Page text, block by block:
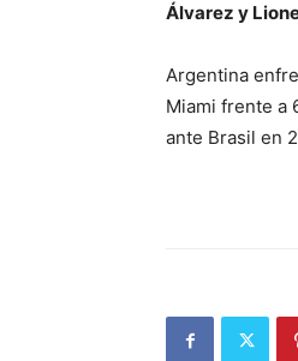
Álvarez y
Argentina
Miami frente a
ante Brasil en